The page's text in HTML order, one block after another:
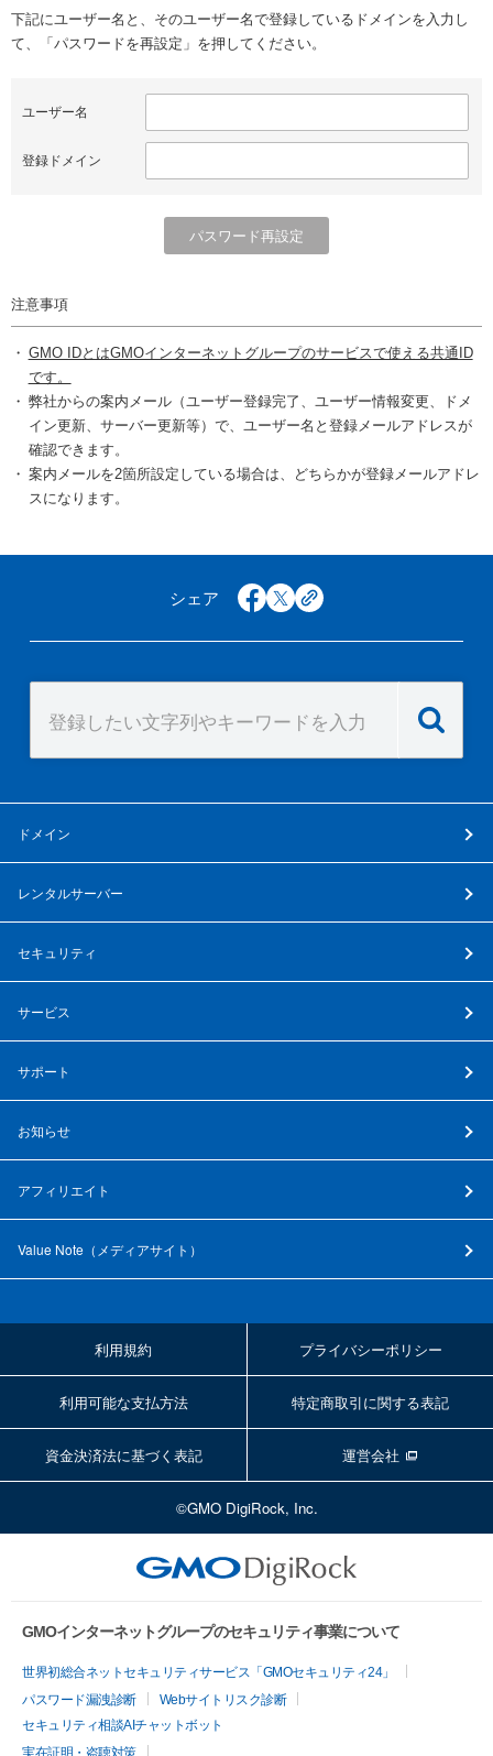
下記にユーザー名と、そのユーザー名で登録しているドメインを入力し
て、「パスワードを再設定」を押してください。
ユーザー名
登録ドメイン
注意事項
GMO IDとはGMOインターネットグループのサービスで使える共通ID
です。
弊社からの案内メール（ユーザー登録完了、ユーザー情報変更、ドメ
イン更新、サーバー更新等）で、ユーザー名と登録メールアドレスが
確認できます。
案内メールを2箇所設定している場合は、どちらかが登録メールアドレ
スになります。
シェア facebook
x copy
ドメイン
レンタルサーバー
セキュリティ
サービス
サポート
お知らせ
アフィリエイト
Value Note（ メディアサイト ）
利用規約 プライバシーポリシー
利用可能な支払方法 特定商取引に関する表記
資金決済法に基づく表記 運営会社
©GMO DigiRock, Inc.
GMOインターネットグループのセキュリティ事業について
世界初総合ネットセキュリティサービス「GMOセキュリティ24」
パスワード漏洩診断
Webサイトリスク診断
セキュリティ相談AIチャットボット
実在証明・盗聴対策